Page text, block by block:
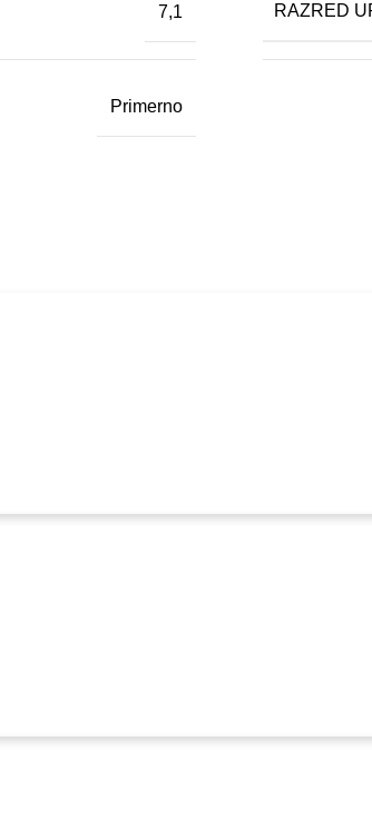
7,1 RAZRED
Primerno